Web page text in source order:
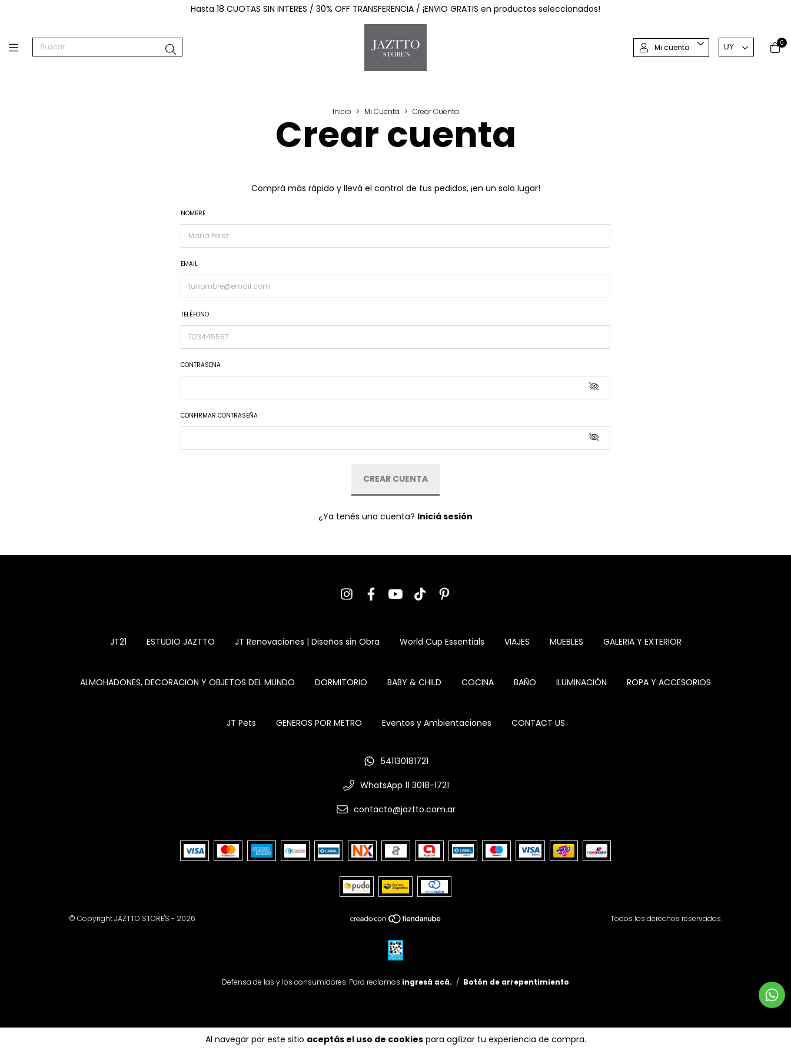
Hasta 18 CUOTAS SIN INTERES / 30% OFF TRANSFERENCIA / ¡ENVIO GRATIS en productos seleccionados!
Mi cuenta 0
Al navegar por este sitio aceptás el uso de cookiespara agilizar tu experiencia de compra.
Inicio > Mi Cuenta > Crear Cuenta
Crear cuenta
Comprá más rápido y llevá el control de tus pedidos, ¡en un solo lugar!
NOMBRE
EMAIL
TELÉFONO
CONTRASEÑA
CONFIRMAR CONTRASEÑA
¿Ya tenés una cuenta? Iniciá sesión
JT21 ESTUDIO JAZTTO JT Renovaciones | Diseños sin Obra World Cup Essentials VIAJES MUEBLES GALERIA Y EXTERIOR
ALMOHADONES, DECORACION Y OBJETOS DEL MUNDO DORMITORIO BABY & CHILD COCINA BAÑO ILUMINACIÓN ROPA Y ACCESORIOS
JT Pets GENEROS POR METRO Eventos y Ambientaciones CONTACT US
541130181721
WhatsApp 11 3018-1721
contacto@jaztto.com.ar
© Copyright JAZTTO STORE'S - 2026 Todos los derechos reservados.
Defensa de las y los consumidores. Para reclamos ingresá acá. / Botón de arrepentimiento